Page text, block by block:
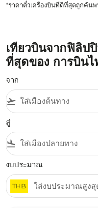
*ราคาตั๋วเครื่องบินที่ดีที่สุดถูกค้น
เที่ยวบินจากฟิลิป
ที่สุดของ การบินไ
จาก
flight_takeoff
สู่
flight_land
งบประมาณ
THB